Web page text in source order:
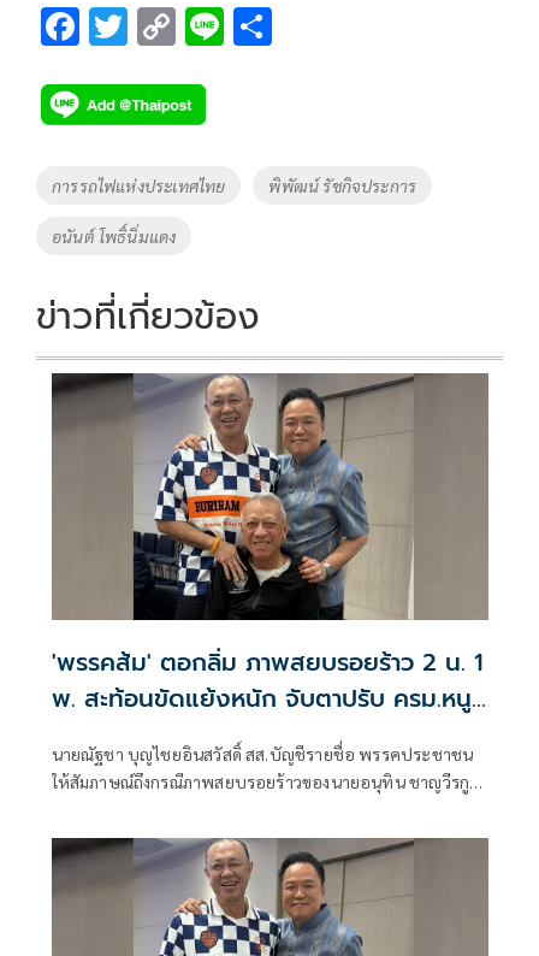
F
e
b
o
o
k
T
tt
er
C
p
y
Li
Li
Tags
การรถไฟแห่งประเทศไทย พิพัฒน์ รัชกิจประการ
อนันต์ โพธิ์นิ่มแดง
ข่าวที่เกี่ยวข้อง
'พรรคส้ม' ตอกลิ่ม ภาพสยบรอยร้าว 2 น. 1
พ. สะท้อนขัดแย้งหนัก จับตาปรับ ครม.หนู
2 จูบปากหรือเขี่ยทิ้ง
นายณัฐชา บุญไชยอินสวัสดิ์ สส.บัญชีรายชื่อ พรรคประชาชน
ให้สัมภาษณ์ถึงกรณีภาพสยบรอยร้าวของนายอนุทิน ชาญวีรกูล
หัวหน้าพรรคภูมิใจไทย กับนายเนวิน ชิดชอบ ประธานสโมสร
ฟุตบอลบุรีรัมย์ยูไนเต็ด และนายพิพัฒน์ รัชกิจประการ รอง
นายกรัฐมนตรี และรัฐมนตรีว่าการกระทรวงคมนาคม